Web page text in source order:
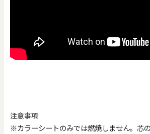
注意事項
※カラーシートのみでは燃焼しません。芯